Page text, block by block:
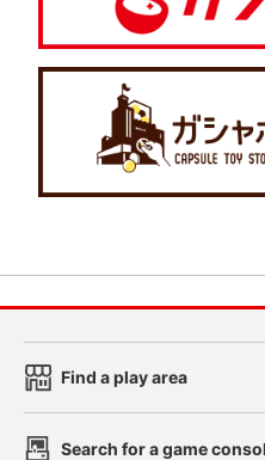
Find a play area
Search for a game